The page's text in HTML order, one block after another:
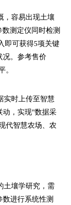
，容易出现土壤
测定仪同时检测
即可获得5项关键
况。参考售价
。
实时上传至智慧
动，实现"数据采
代智慧农场、农
土壤学研究，需
进行系统性测